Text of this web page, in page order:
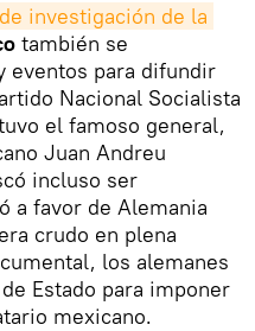
investigación de la
también se
eventos para difundir
Nacional Socialista
el famoso general,
Juan Andreu
incluso ser
a favor de Alemania
crudo en plena
los alemanes
Estado para imponer
mexicano.